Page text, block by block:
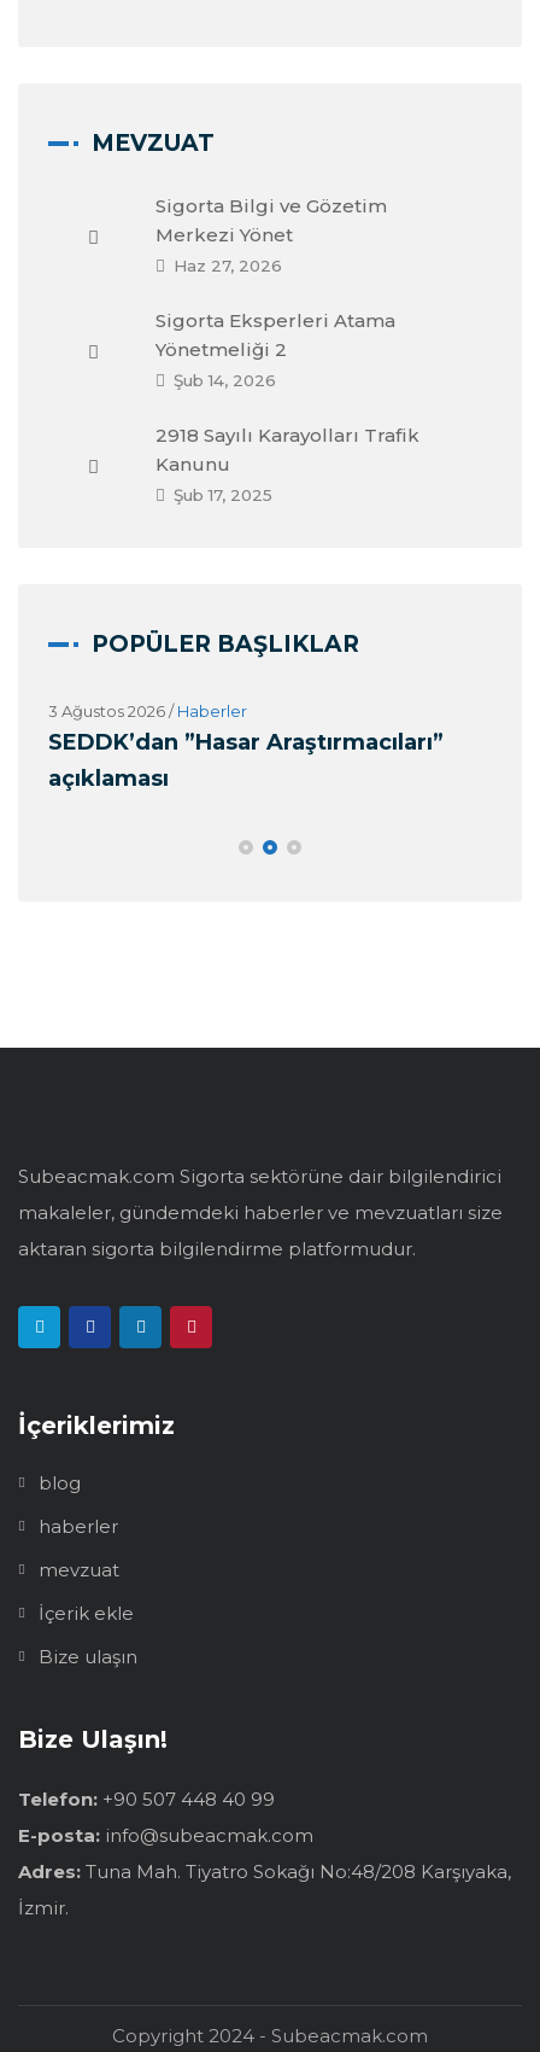
MEVZUAT
Sigorta Bilgi ve Gözetim
Merkezi Yönet
Haz 27, 2026
Sigorta Eksperleri Atama
Yönetmeliği 2
Şub 14, 2026
2918 Sayılı Karayolları Trafik
Kanunu
Şub 17, 2025
POPÜLER BAŞLIKLAR
3 Ağustos 2026/Haberler
SEDDK’dan ”Hasar Araştırmacıları”
açıklaması
Subeacmak.com Sigorta sektörüne dair bilgilendirici
makaleler, gündemdeki haberler ve mevzuatları size
aktaran sigorta bilgilendirme platformudur.
İçeriklerimiz
blog
haberler
mevzuat
İçerik ekle
Bize ulaşın
Bize Ulaşın!
Telefon: +90 507 448 40 99
E-posta: info@subeacmak.com
Adres: Tuna Mah. Tiyatro Sokağı No:48/208 Karşıyaka,
İzmir.
Copyright 2024 - Subeacmak.com